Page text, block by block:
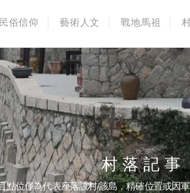
民俗信仰 藝術人文 戰地馬祖
村落記事
點位僅為代表座落該村/該島，精確位置或因